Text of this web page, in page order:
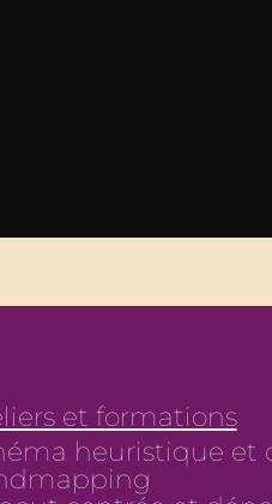
et formations
heuristique et